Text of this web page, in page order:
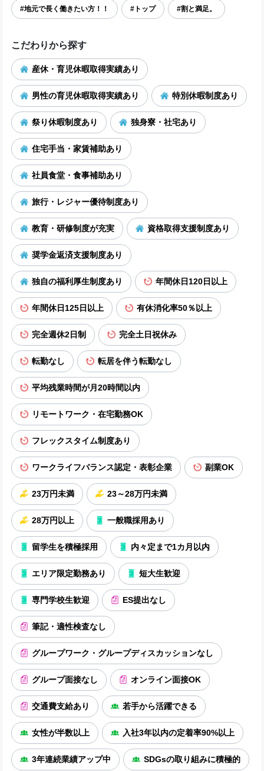
#地元で長く働きたい方！！ #トップ #割と満足。
こだわりから探す
産休・育児休暇取得実績あり
男性の育児休暇取得実績あり 特別休暇制度あり
祭り休暇制度あり 独身寮・社宅あり
住宅手当・家賃補助あり
社員食堂・食事補助あり
旅行・レジャー優待制度あり
教育・研修制度が充実 資格取得支援制度あり
奨学金返済支援制度あり
独自の福利厚生制度あり 年間休日120日以上
年間休日125日以上 有休消化率50％以上
完全週休2日制 完全土日祝休み
転勤なし 転居を伴う転勤なし
平均残業時間が月20時間以内
リモートワーク・在宅勤務OK
フレックスタイム制度あり
ワークライフバランス認定・表彰企業 副業OK
23万円未満 23～28万円未満
28万円以上 一般職採用あり
留学生を積極採用 内々定まで1カ月以内
エリア限定勤務あり 短大生歓迎
専門学校生歓迎 ES提出なし
筆記・適性検査なし
グループワーク・グループディスカッションなし
グループ面接なし オンライン面接OK
交通費支給あり 若手から活躍できる
女性が半数以上 入社3年以内の定着率90%以上
3年連続業績アップ中 SDGsの取り組みに積極的